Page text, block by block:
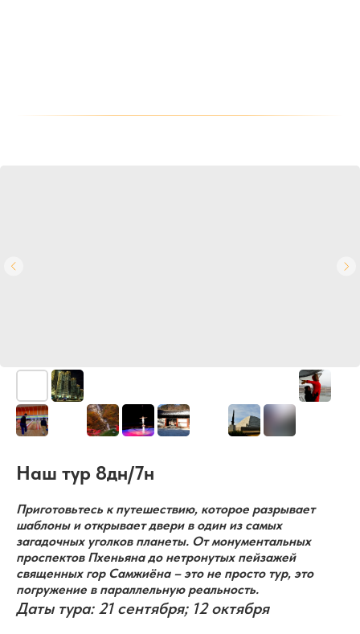
Наш тур 8дн/7н
Приготовьтесь к путешествию, которое разрывает
шаблоны и открывает двери в один из самых
загадочных уголков планеты. От монументальных
проспектов Пхеньяна до нетронутых пейзажей
священных гор Самжиёна – это не просто тур, это
погружение в параллельную реальность.
Даты тура: 21 сентября; 12 октября